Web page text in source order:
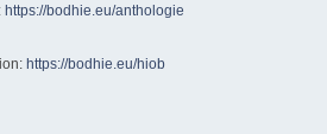
https://bodhie.eu/anthologie
https://bodhie.eu/hiob